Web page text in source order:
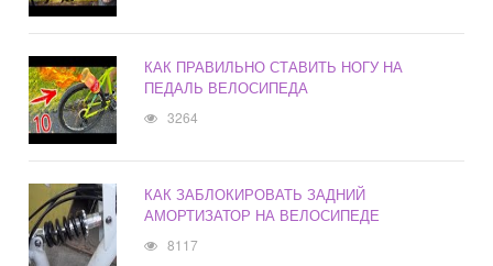
КАК ПРАВИЛЬНО СТАВИТЬ НОГУ НА
ПЕДАЛЬ ВЕЛОСИПЕДА
3264
КАК ЗАБЛОКИРОВАТЬ ЗАДНИЙ
АМОРТИЗАТОР НА ВЕЛОСИПЕДЕ
8117